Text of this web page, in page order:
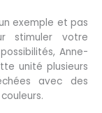
exemple et pas
stimuler votre
Anne-
unité plusieurs
avec des